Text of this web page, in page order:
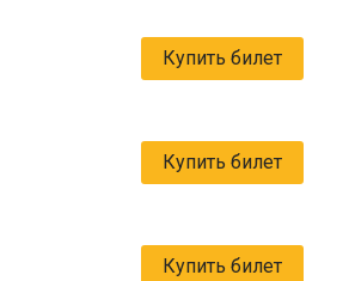
Купить билет
Купить билет
Купить билет